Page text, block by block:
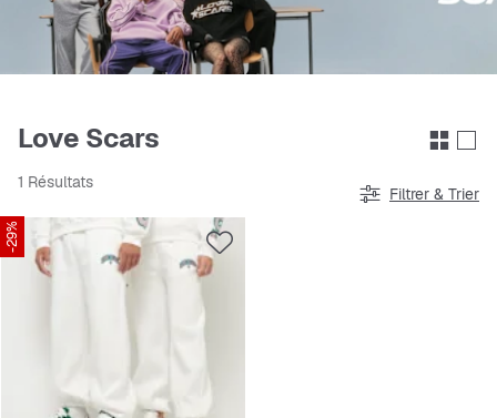
Love Scars
1 Résultats
Filtrer & Trier
-29%